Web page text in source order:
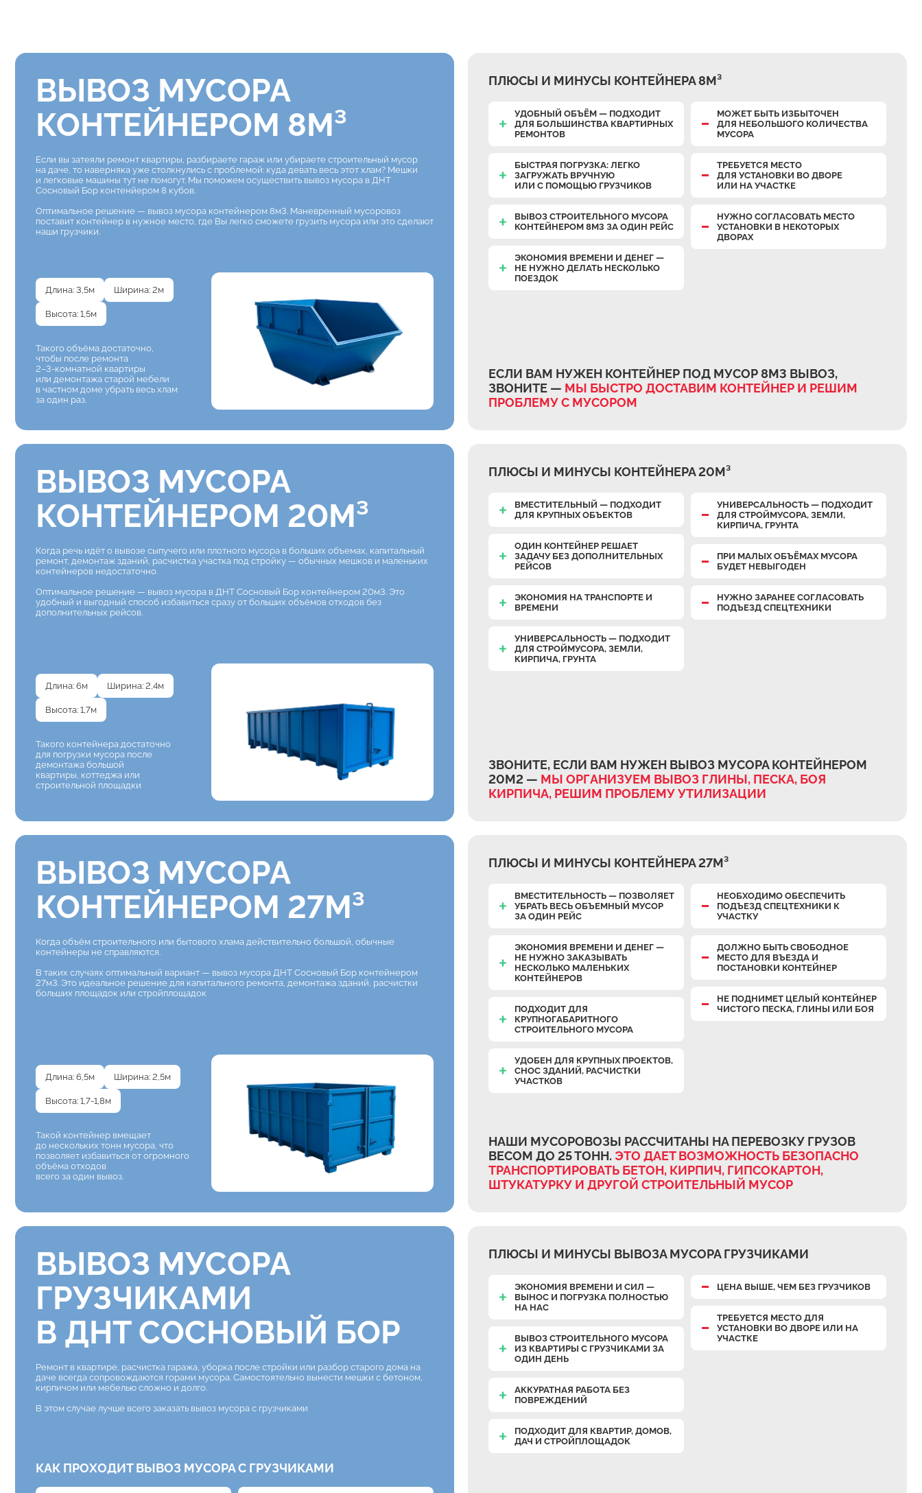
ВЫВОЗ МУСОРА
КОНТЕЙНЕРОМ 8М³
Если вы затеяли ремонт квартиры, разбираете гараж или убираете строительный мусор
на даче, то наверняка уже столкнулись с проблемой: куда девать весь этот хлам? Мешки
и легковые машины тут не помогут. Мы поможем осуществить вывоз мусора в ДНТ
Сосновый Бор контенйером 8 кубов.
Оптимальное решение — вывоз мусора контейнером 8м3. Маневренный мусоровоз
поставит контейнер в нужное место, где Вы легко сможете грузить мусора или это сделают
наши грузчики.
Длина: 3,5м Ширина: 2м
Высота: 1,5м
Такого объёма достаточно,
чтобы после ремонта
2–3-комнатной квартиры
или демонтажа старой мебели
в частном доме убрать весь хлам
за один раз.
ПЛЮСЫ И МИНУСЫ КОНТЕЙНЕРА 8М³
УДОБНЫЙ ОБЪЁМ — ПОДХОДИТ
ДЛЯ БОЛЬШИНСТВА КВАРТИРНЫХ
РЕМОНТОВ
БЫСТРАЯ ПОГРУЗКА: ЛЕГКО
ЗАГРУЖАТЬ ВРУЧНУЮ
ИЛИ С ПОМОЩЬЮ ГРУЗЧИКОВ
ВЫВОЗ СТРОИТЕЛЬНОГО МУСОРА
КОНТЕЙНЕРОМ 8М3 ЗА ОДИН РЕЙС
ЭКОНОМИЯ ВРЕМЕНИ И ДЕНЕГ —
НЕ НУЖНО ДЕЛАТЬ НЕСКОЛЬКО
ПОЕЗДОК
МОЖЕТ БЫТЬ ИЗБЫТОЧЕН
ДЛЯ НЕБОЛЬШОГО КОЛИЧЕСТВА
МУСОРА
ТРЕБУЕТСЯ МЕСТО
ДЛЯ УСТАНОВКИ ВО ДВОРЕ
ИЛИ НА УЧАСТКЕ
НУЖНО СОГЛАСОВАТЬ МЕСТО
УСТАНОВКИ В НЕКОТОРЫХ
ДВОРАХ
ЕСЛИ ВАМ НУЖЕН КОНТЕЙНЕР ПОД МУСОР 8М3 ВЫВОЗ,
ЗВОНИТЕ — МЫ БЫСТРО ДОСТАВИМ КОНТЕЙНЕР И РЕШИМ
ПРОБЛЕМУ С МУСОРОМ
ВЫВОЗ МУСОРА
КОНТЕЙНЕРОМ 20М³
Когда речь идёт о вывозе сыпучего или плотного мусора в больших объемах, капитальный
ремонт, демонтаж зданий, расчистка участка под стройку — обычных мешков и маленьких
контейнеров недостаточно.
Оптимальное решение — вывоз мусора в ДНТ Сосновый Бор контейнером 20м3. Это
удобный и выгодный способ избавиться сразу от больших объёмов отходов без
дополнительных рейсов.
Длина: 6м Ширина: 2,4м
Высота: 1,7м
Такого контейнера достаточно
для погрузки мусора после
демонтажа большой
квартиры, коттеджа или
строительной площадки
ПЛЮСЫ И МИНУСЫ КОНТЕЙНЕРА 20М³
ВМЕСТИТЕЛЬНЫЙ — ПОДХОДИТ
ДЛЯ КРУПНЫХ ОБЪЕКТОВ
ОДИН КОНТЕЙНЕР РЕШАЕТ
ЗАДАЧУ БЕЗ ДОПОЛНИТЕЛЬНЫХ
РЕЙСОВ
ЭКОНОМИЯ НА ТРАНСПОРТЕ И
ВРЕМЕНИ
УНИВЕРСАЛЬНОСТЬ — ПОДХОДИТ
ДЛЯ СТРОЙМУСОРА, ЗЕМЛИ,
КИРПИЧА, ГРУНТА
УНИВЕРСАЛЬНОСТЬ — ПОДХОДИТ
ДЛЯ СТРОЙМУСОРА, ЗЕМЛИ,
КИРПИЧА, ГРУНТА
ПРИ МАЛЫХ ОБЪЁМАХ МУСОРА
БУДЕТ НЕВЫГОДЕН
НУЖНО ЗАРАНЕЕ СОГЛАСОВАТЬ
ПОДЪЕЗД СПЕЦТЕХНИКИ
ЗВОНИТЕ, ЕСЛИ ВАМ НУЖЕН ВЫВОЗ МУСОРА КОНТЕЙНЕРОМ
20М2 — МЫ ОРГАНИЗУЕМ ВЫВОЗ ГЛИНЫ, ПЕСКА, БОЯ
КИРПИЧА, РЕШИМ ПРОБЛЕМУ УТИЛИЗАЦИИ
ВЫВОЗ МУСОРА
КОНТЕЙНЕРОМ 27М³
Когда объём строительного или бытового хлама действительно большой, обычные
контейнеры не справляются.
В таких случаях оптимальный вариант — вывоз мусора ДНТ Сосновый Бор контейнером
27м3. Это идеальное решение для капитального ремонта, демонтажа зданий, расчистки
больших площадок или стройплощадок
Длина: 6,5м Ширина: 2,5м
Высота: 1,7-1,8м
Такой контейнер вмещает
до нескольких тонн мусора, что
позволяет избавиться от огромного
объёма отходов
всего за один вывоз.
ПЛЮСЫ И МИНУСЫ КОНТЕЙНЕРА 27М³
ВМЕСТИТЕЛЬНОСТЬ — ПОЗВОЛЯЕТ
УБРАТЬ ВЕСЬ ОБЪЕМНЫЙ МУСОР
ЗА ОДИН РЕЙС
ЭКОНОМИЯ ВРЕМЕНИ И ДЕНЕГ —
НЕ НУЖНО ЗАКАЗЫВАТЬ
НЕСКОЛЬКО МАЛЕНЬКИХ
КОНТЕЙНЕРОВ
ПОДХОДИТ ДЛЯ
КРУПНОГАБАРИТНОГО
СТРОИТЕЛЬНОГО МУСОРА
УДОБЕН ДЛЯ КРУПНЫХ ПРОЕКТОВ,
СНОС ЗДАНИЙ, РАСЧИСТКИ
УЧАСТКОВ
НЕОБХОДИМО ОБЕСПЕЧИТЬ
ПОДЪЕЗД СПЕЦТЕХНИКИ К
УЧАСТКУ
ДОЛЖНО БЫТЬ СВОБОДНОЕ
МЕСТО ДЛЯ ВЪЕЗДА И
ПОСТАНОВКИ КОНТЕЙНЕР
НЕ ПОДНИМЕТ ЦЕЛЫЙ КОНТЕЙНЕР
ЧИСТОГО ПЕСКА, ГЛИНЫ ИЛИ БОЯ
НАШИ МУСОРОВОЗЫ РАССЧИТАНЫ НА ПЕРЕВОЗКУ ГРУЗОВ
ВЕСОМ ДО 25 ТОНН. ЭТО ДАЕТ ВОЗМОЖНОСТЬ БЕЗОПАСНО
ТРАНСПОРТИРОВАТЬ БЕТОН, КИРПИЧ, ГИПСОКАРТОН,
ШТУКАТУРКУ И ДРУГОЙ СТРОИТЕЛЬНЫЙ МУСОР
ВЫВОЗ МУСОРА
ГРУЗЧИКАМИ
В ДНТ СОСНОВЫЙ БОР
Ремонт в квартире, расчистка гаража, уборка после стройки или разбор старого дома на
даче всегда сопровождаются горами мусора. Самостоятельно вынести мешки с бетоном,
кирпичом или мебелью сложно и долго.
В этом случае лучше всего заказать вывоз мусора с грузчиками
КАК ПРОХОДИТ ВЫВОЗ МУСОРА С ГРУЗЧИКАМИ
ПЛЮСЫ И МИНУСЫ ВЫВОЗА МУСОРА ГРУЗЧИКАМИ
ЭКОНОМИЯ ВРЕМЕНИ И СИЛ —
ВЫНОС И ПОГРУЗКА ПОЛНОСТЬЮ
НА НАС
ВЫВОЗ СТРОИТЕЛЬНОГО МУСОРА
ИЗ КВАРТИРЫ С ГРУЗЧИКАМИ ЗА
ОДИН ДЕНЬ
АККУРАТНАЯ РАБОТА БЕЗ
ПОВРЕЖДЕНИЙ
ПОДХОДИТ ДЛЯ КВАРТИР, ДОМОВ,
ДАЧ И СТРОЙПЛОЩАДОК
ЦЕНА ВЫШЕ, ЧЕМ БЕЗ ГРУЗЧИКОВ
ТРЕБУЕТСЯ МЕСТО ДЛЯ
УСТАНОВКИ ВО ДВОРЕ ИЛИ НА
УЧАСТКЕ